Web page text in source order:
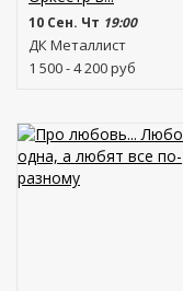
10 Сен. Чт 19:00
ДК Металлист
1 500 - 4 200руб